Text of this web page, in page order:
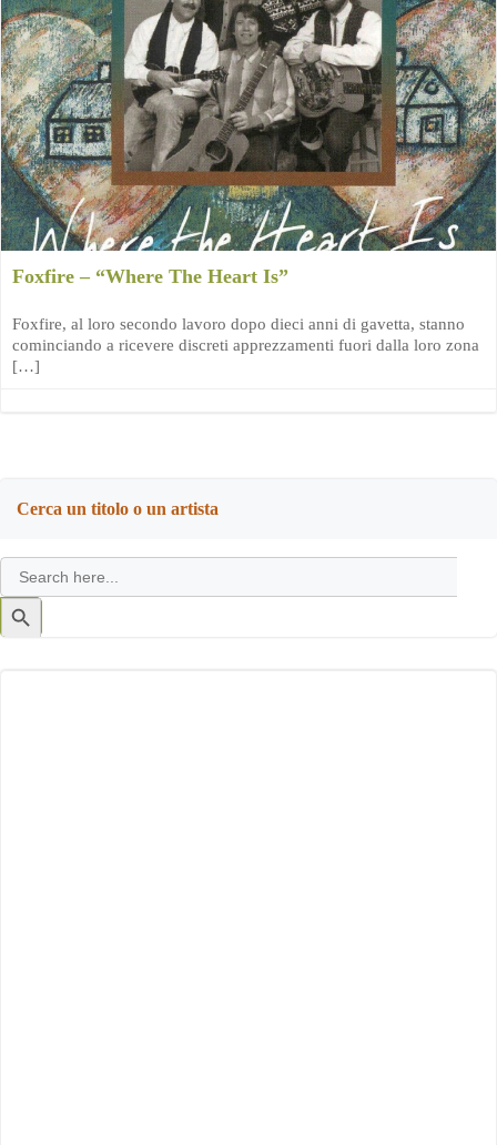
Foxfire – “Where The Heart Is”
Foxfire, al loro secondo lavoro dopo dieci anni di gavetta, stanno
cominciando a ricevere discreti apprezzamenti fuori dalla loro zona
[…]
Cerca un titolo o un artista
Search
for:
Search
Button